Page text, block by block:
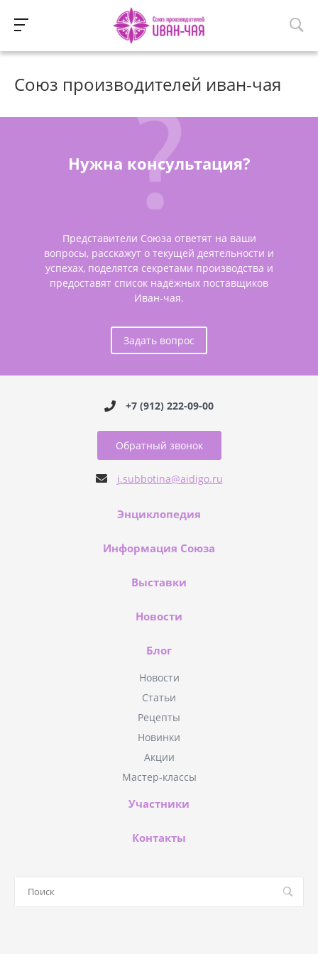
Союз производителей иван-чая
Нужна консультация?
Представители Союза ответят на ваши
вопросы, расскажут о текущей деятельности и
успехах, поделятся секретами производства и
предоставят список надёжных поставщиков
Иван-чая.
Задать вопрос
+7 (912) 222-09-00
Обратный звонок
j.subbotina@aidigo.ru
Энциклопедия
Информация Союза
Выставки
Новости
Блог
Новости
Статьи
Рецепты
Новинки
Акции
Мастер-классы
Участники
Контакты